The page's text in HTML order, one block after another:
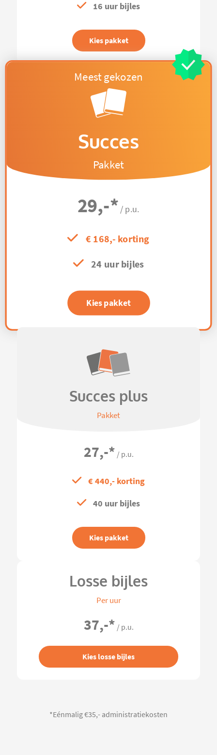
16 uur bijles
Kies pakket
Succes
Pakket
29,-* / p.u.
€ 168,- korting
24 uur bijles
Kies pakket
Succes plus
Pakket
27,-* / p.u.
€ 440,- korting
40 uur bijles
Kies pakket
Losse bijles
Per uur
37,-* / p.u.
Kies losse bijles
*Eénmalig €35,- administratiekosten